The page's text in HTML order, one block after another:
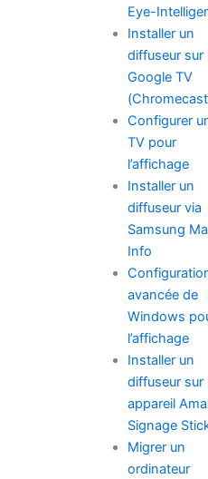
Eye-
Installer un
diffuseur sur
Google TV
Configurer
TV pour
l’affichage
Installer un
diffuseur via
Samsung
Info
avancée de
Windows
l’affichage
Installer un
diffuseur sur
appareil
Signage
Migrer un
ordinateur